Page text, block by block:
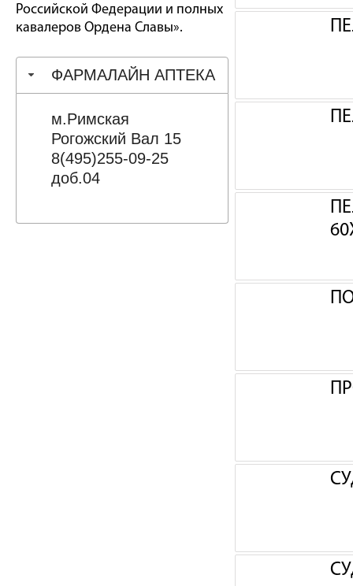
Российской Федерации и полных
кавалеров Ордена Славы».
ФАРМАЛАЙН АПТЕКА
м.Римская
Рогожский Вал 15
8(495)255-09-25
доб.04